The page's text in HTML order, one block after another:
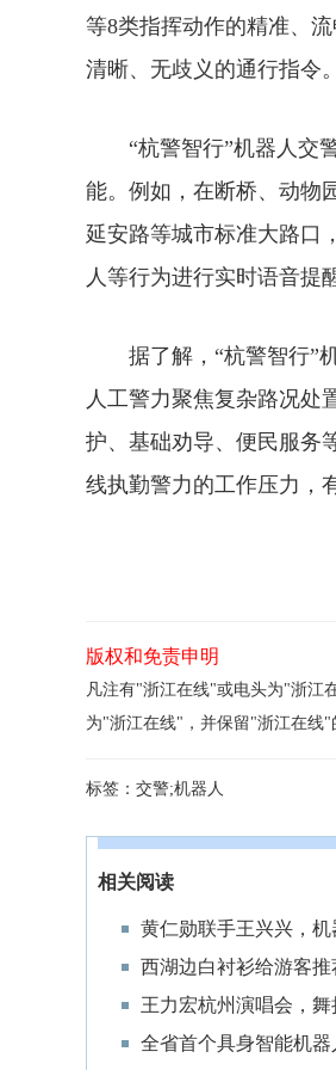
等8类指挥动作的精准、
清晰、无歧义的通行指令。
“杭警智行”机器人交警
能。例如，在断桥、动物
延安路等城市标准大路口
人等行为进行实时语音提
据了解，“杭警智行”机
人工警力聚焦复杂路况处
护、基础劝导、便民服务
线执勤警力的工作压力，
版权和免责申明
凡注有"浙江在线"或电头为"浙江
为"浙江在线"，并保留"浙江在线"
标签： 交警;机器人
相关阅读
黄仁勋联手王兴兴，
西湖边白衬衫给游客
王力宏杭州演唱会，舞
全省首个具身智能机